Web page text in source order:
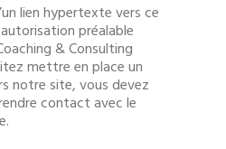
lien hypertexte vers ce
préalable
& Consulting
mettre en place un
notre site, vous devez
contact avec le